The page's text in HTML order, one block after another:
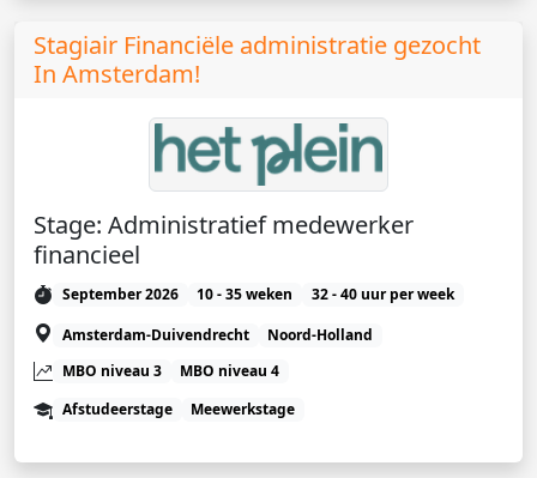
Stagiair Financiële administratie gezocht
In Amsterdam!
Stage: Administratief medewerker
financieel
September 2026 10 - 35 weken
32 - 40 uur per week
Amsterdam-Duivendrecht
Noord-Holland
MBO niveau 3
MBO niveau 4
Afstudeerstage
Meewerkstage